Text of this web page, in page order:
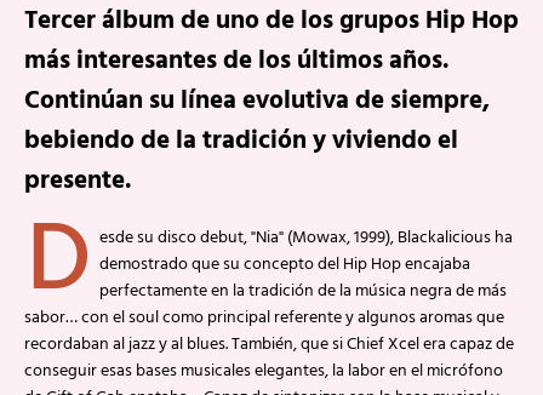
Tercer álbum de uno de los grupos Hip Hop
más interesantes de los últimos años.
Continúan su línea evolutiva de siempre,
bebiendo de la tradición y viviendo el
presente.
D esde su disco debut, "Nia" (Mowax, 1999), Blackalicious ha
demostrado que su concepto del Hip Hop encajaba
perfectamente en la tradición de la música negra de más
sabor… con el soul como principal referente y algunos aromas que
recordaban al jazz y al blues. También, que si Chief Xcel era capaz de
conseguir esas bases musicales elegantes, la labor en el micrófono